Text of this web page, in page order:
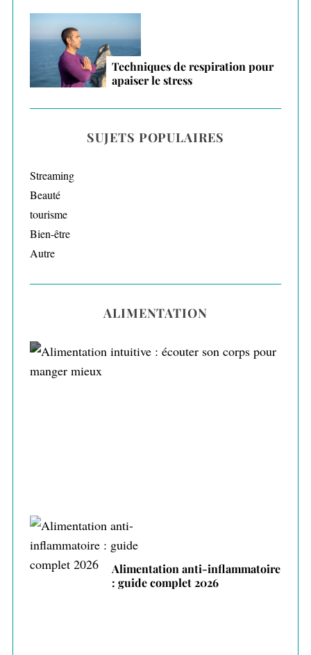
Techniques de respiration pour
apaiser le stress
SUJETS POPULAIRES
Streaming
Beauté
tourisme
Bien-être
Autre
ALIMENTATION
Alimentation anti-inflammatoire
: guide complet 2026